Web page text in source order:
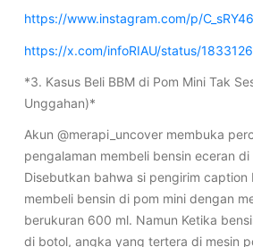
https://www.instagram.com/p/
https://x.com/infoRIAU/status/
*3. Kasus Beli BBM di Pom Mini Tak
Unggahan)*
Akun @merapi_uncover membuka
pengalaman membeli bensin eceran di
Disebutkan bahwa si pengirim caption
membeli bensin di pom mini dengan
berukuran 600 ml. Namun Ketika
di botol, angka yang tertera di mesin